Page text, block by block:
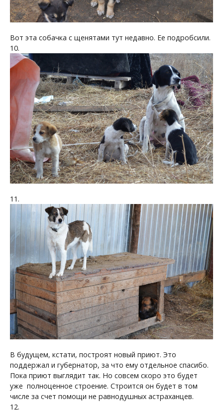
Вот эта собачка с щенятами тут недавно. Ее подробсили.
10.
11.
В будущем, кстати, построят новый приют. Это
поддержал и губернатор, за что ему отдельное спасибо.
Пока приют выглядит так. Но совсем скоро это будет
уже полноценное строение. Строится он будет в том
числе за счет помощи не равнодушных астраханцев.
12.